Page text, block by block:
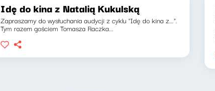
Idę do kina z Natalią Kukulską
Zapraszamy do wysłuchania audycji z cyklu "Idę do kina z...".
Tym razem gościem Tomasza Raczka...